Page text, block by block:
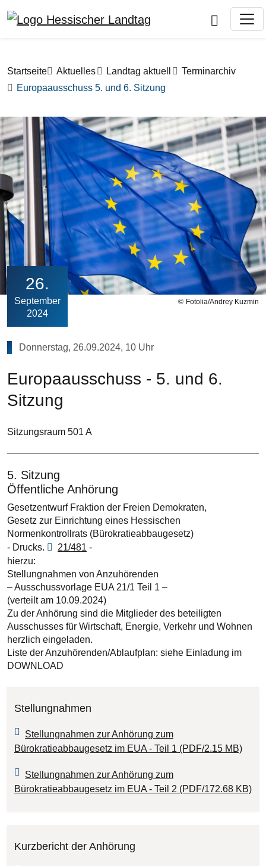
Pfadnavigation
Startseite Aktuelles Landtag aktuell
Terminarchiv
Europaausschuss 5. und 6. Sitzung
Bilddatei
Fotolia/Andrey Kuzmin
26
September
2024
Donnerstag, 26.09.2024, 10 Uhr
Europaausschuss - 5. und 6.
Sitzung
Sitzungsraum 501 A
5. Sitzung
Öffentliche Anhörung
Gesetzentwurf Fraktion der Freien Demokraten,
Gesetz zur Einrichtung eines Hessischen
Normenkontrollrats (Bürokratieabbaugesetz)
- Drucks.
21/481 -
hierzu:
Stellungnahmen von Anzuhörenden
– Ausschussvorlage EUA 21/1 Teil 1 –
(verteilt am 10.09.2024)
Zu der Anhörung sind die Mitglieder des beteiligten
Ausschusses für Wirtschaft, Energie, Verkehr und Wohnen
herzlich eingeladen.
Liste der Anzuhörenden/Ablaufplan: siehe Einladung im
DOWNLOAD
Stellungnahmen
Stellungnahmen zur Anhörung zum
Bürokratieabbaugesetz im EUA - Teil 1 (PDF/2.15 MB)
Stellungnahmen zur Anhörung zum
Bürokratieabbaugesetz im EUA - Teil 2 (PDF/172.68 KB)
Kurzbericht der Anhörung